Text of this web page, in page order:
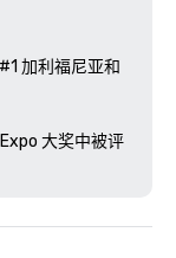
加利福尼亚和
大奖中被评